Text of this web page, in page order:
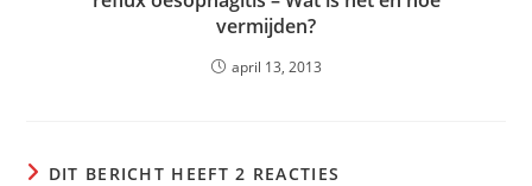
vermijden?
april 13, 2013
DIT BERICHT HEEFT 2 REACTIES